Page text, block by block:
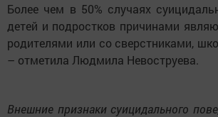
Более чем в 50% случаях
детей и подростков причинами
родителями или со сверстниками,
– отметила Людмила Невоструева.
Внешние признаки суицидального